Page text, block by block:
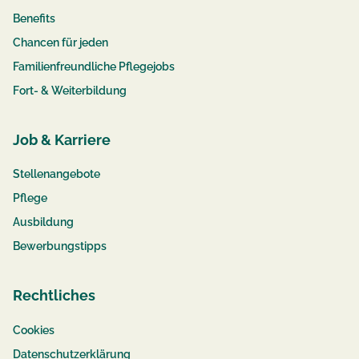
Benefits
Chancen für jeden
Familienfreundliche Pflegejobs
Fort- & Weiterbildung
Job & Karriere
Stellenangebote
Pflege
Ausbildung
Bewerbungstipps
Rechtliches
Cookies
Datenschutzerklärung